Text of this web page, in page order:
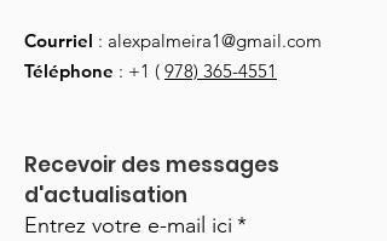
Courriel : alexpalmeira1@gmail.com
Téléphone : +1 ( 978) 365-4551
Recevoir des messages
d'actualisation
Entrez votre e-mail ici *